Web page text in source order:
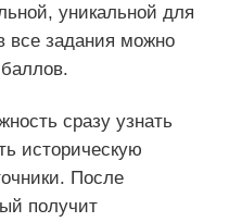
уникальной для
все задания можно
сразу узнать
историческую
После
получит